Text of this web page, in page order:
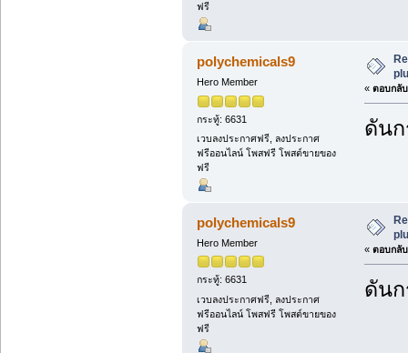
ฟรี
polychemicals9
Hero Member
กระทู้: 6631
เวบลงประกาศฟรี, ลงประกาศ
ฟรีออนไลน์ โพสฟรี โพสต์ขายของ
ฟรี
« ตอบกลั
ดัน
polychemicals9
Hero Member
กระทู้: 6631
เวบลงประกาศฟรี, ลงประกาศ
ฟรีออนไลน์ โพสฟรี โพสต์ขายของ
ฟรี
« ตอบกลั
ดัน